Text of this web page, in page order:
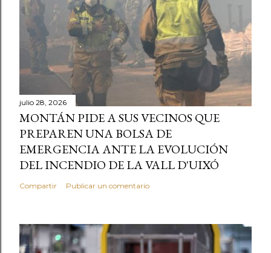
julio 28, 2026
MONTÁN PIDE A SUS VECINOS QUE
PREPAREN UNA BOLSA DE
EMERGENCIA ANTE LA EVOLUCIÓN
DEL INCENDIO DE LA VALL D'UIXÓ
Compartir Publicar un comentario